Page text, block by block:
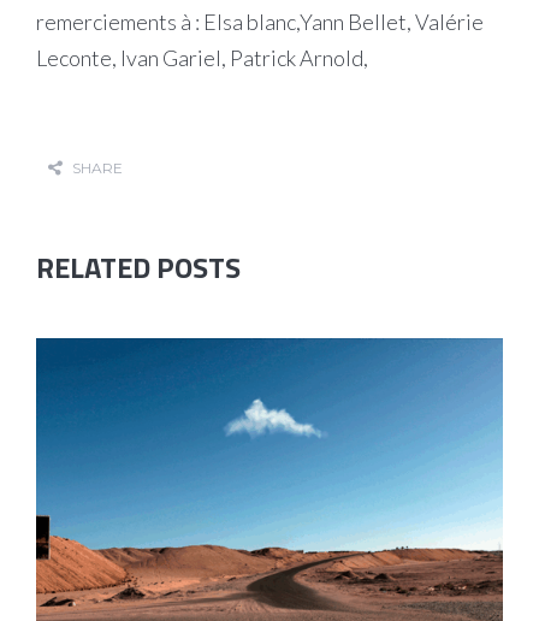
remerciements à : Elsa blanc,Yann Bellet, Valérie
Leconte, Ivan Gariel, Patrick Arnold,
SHARE
RELATED POSTS